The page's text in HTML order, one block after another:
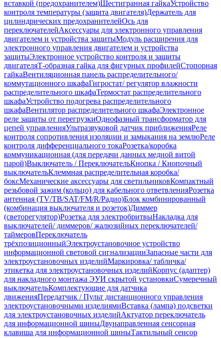
вставкой (предохранителем)Шестигранная гайкаУстройство
контроля температуры (защита двигателя)Держатель для
цилиндрических предохранителейОсь для
переключателейАксессуары для электронного управления
двигателем и устройства защитыМодуль расширения для
электронного управления двигателем и устройства
защитыЭлектронное устройство контроля и защиты
двигателяТ-образная гайка для фигурных профилейСтопорная
гайкаВентиляционная панель распределительного/
коммутационного шкафаГигростат/ регулятор влажности
распределительного шкафаТермостат распределительного
шкафаУстройство подогрева распределительного
шкафаВентилятор распределительного шкафаЭлектронное
реле защиты от перегрузкиОднофазный трансформатор для
цепей управленияУльтразвуковой датчик приближенияРеле
контроля сопротивления изоляции и замыкания на землюРеле
контроля дифференциального токаРозетка/коробка
коммуникационная (для передачи данных медной витой
парой)Выключатель / ПереключательКнопка / Кнопочный
выключательКлеммная распределительная коробка/
боксМеханические аксессуары для светильниковКомпактный
резьбовой зажим (кольцо) для кабельного ответвленияРозетка
антенная (TV/ТВ/SAT/FM/R/Радио)Блок комбинированный
(комбинация выключателя и розеток)Диммер
(светорегулятор)Розетка для электробритвыНакладка для
выключателей/ диммеров/ жалюзийных переключателей/
таймеровПереключатель
трёхпозиционныйЭлектроустановочное устройство
информационной световой сигнализацииЗапасные части для
электроустановочных изделийМаркировка/ табличка/
этикетка для электроустановочных изделийКорпус (адаптер)
для накладного монтажа ЭУИ скрытой установкиСумеречный
выключательКомплектующие для датчика
движенияПередатчик / Пульт дистанционного управления
электроустановочными изделиямиВставка (лампа) подсветки
для электроустановочных изделийАктуатор переключатель
для информационной шиныДвунаправленная сенсорная
клавиша для информационной шиныТактильный сенсор